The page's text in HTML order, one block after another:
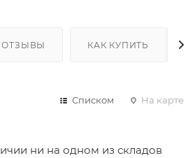
ОТЗЫВЫ КАК КУПИТЬ
Списком На карте
ни на одном из складов